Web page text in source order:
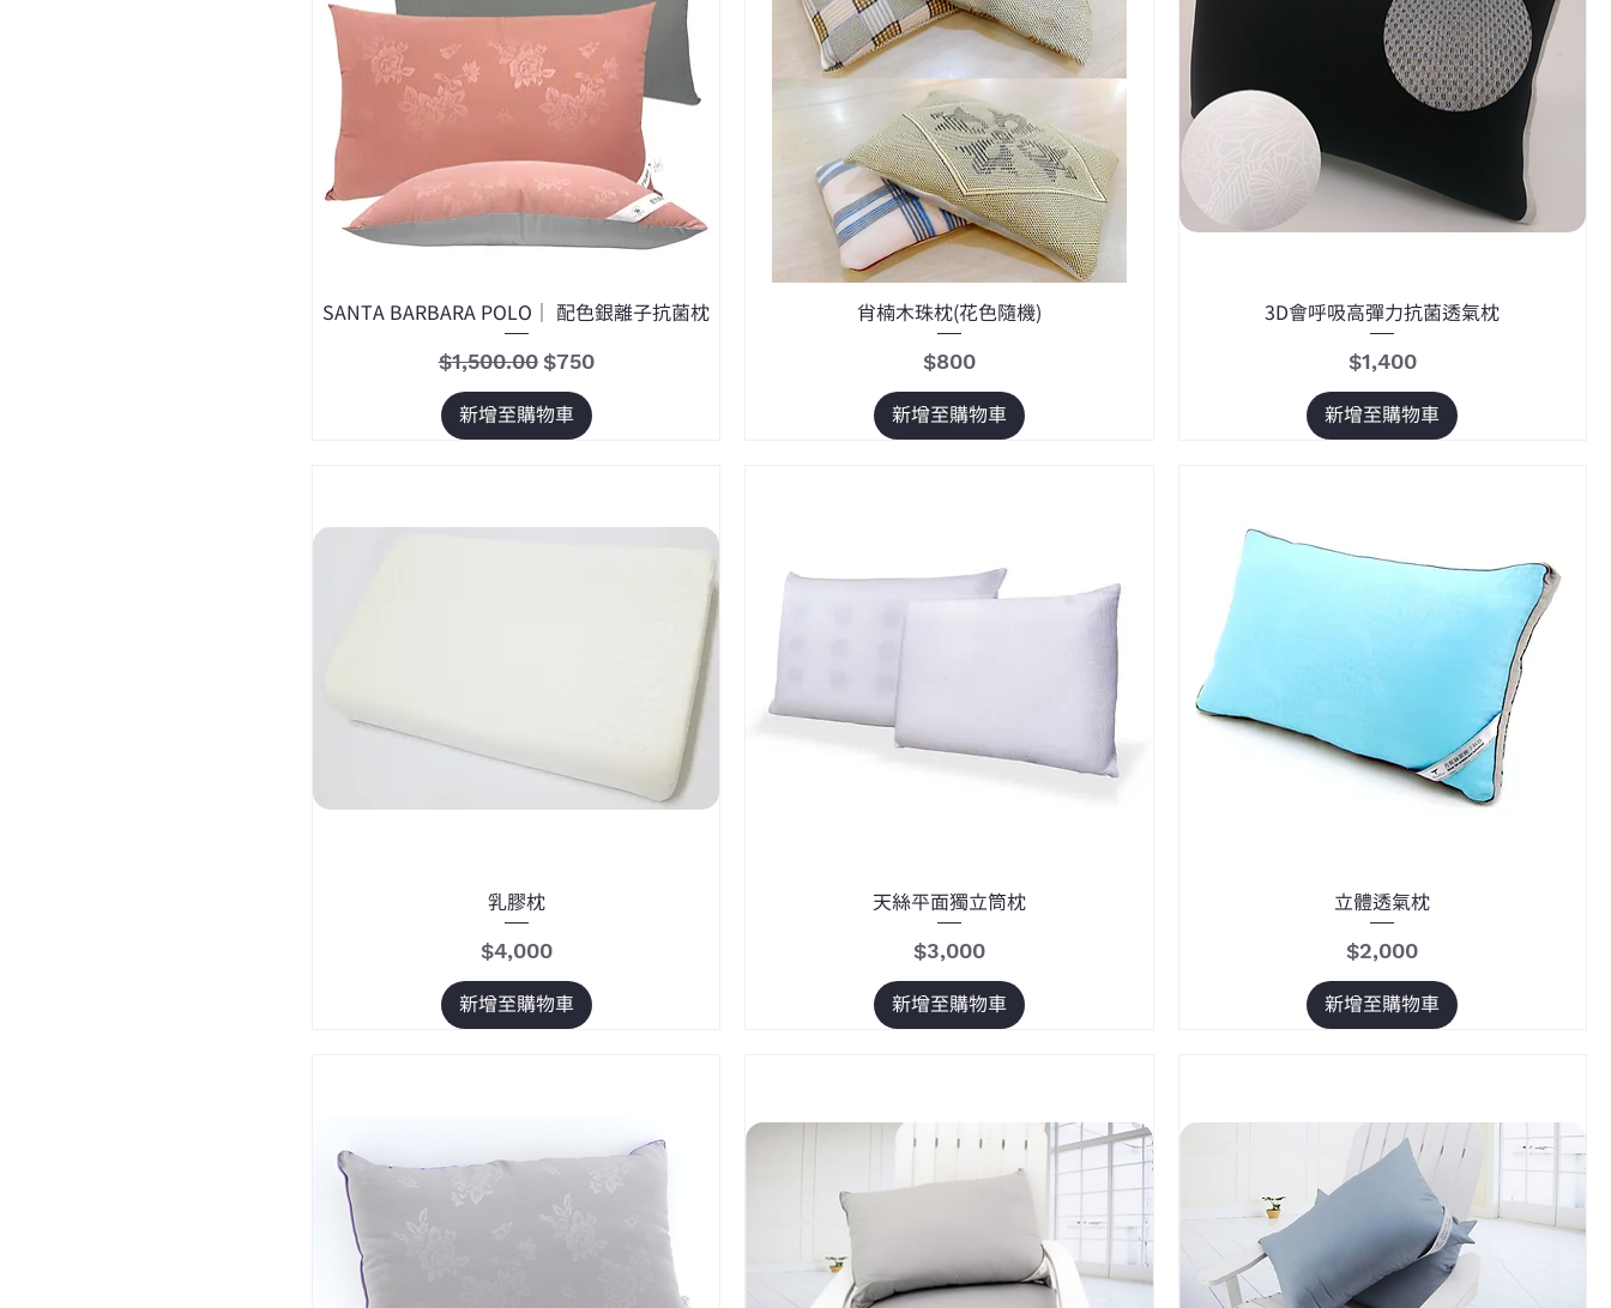
SANTA BARBARA POLO｜ 配色銀離子抗菌枕
一般價格
$1,500.00 促銷價格
$750
新增至購物車
肖楠木珠枕(花色隨機)
價格
$800
新增至購物車
3D會呼吸高彈力抗菌透氣枕
價格
$1,400
新增至購物車
乳膠枕
價格
$4,000
新增至購物車
天絲平面獨立筒枕
價格
$3,000
新增至購物車
立體透氣枕
價格
$2,000
新增至購物車